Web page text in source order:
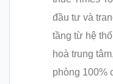
đầu tư và
tầng từ hệ
hoà trung
phòng 100%